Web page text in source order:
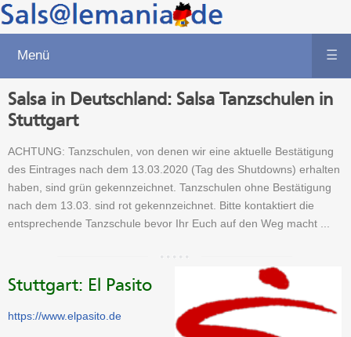
Menü ☰
Salsa in Deutschland: Salsa Tanzschulen in
Stuttgart
ACHTUNG: Tanzschulen, von denen wir eine aktuelle Bestätigung
des Eintrages nach dem 13.03.2020 (Tag des Shutdowns) erhalten
haben, sind grün gekennzeichnet. Tanzschulen ohne Bestätigung
nach dem 13.03. sind rot gekennzeichnet. Bitte kontaktiert die
entsprechende Tanzschule bevor Ihr Euch auf den Weg macht ...
Stuttgart: El Pasito
https://www.elpasito.de